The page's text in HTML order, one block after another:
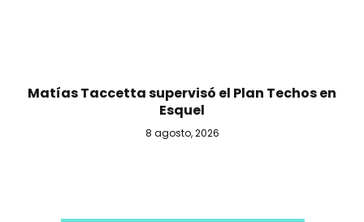
Matías Taccetta supervisó el Plan Techos en
Esquel
8 agosto, 2026